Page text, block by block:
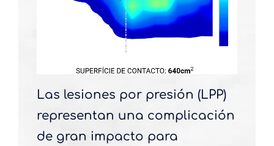
Las lesiones por presión (LPP)
representan una complicación
de gran impacto para